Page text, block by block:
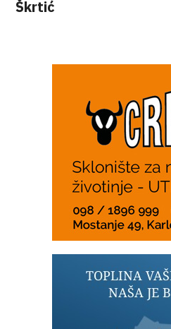
Škrtić